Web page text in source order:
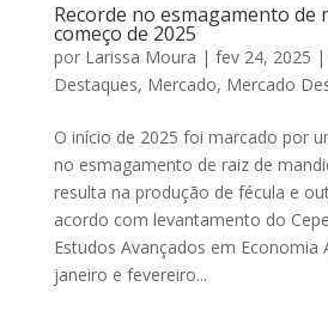
Recorde no esmagamento de
começo de 2025
por Larissa Moura | fev 24, 2025 |
Destaques, Mercado, Mercado
O início de 2025 foi marcado por
no esmagamento de raiz de
resulta na produção de fécula e
acordo com levantamento do
Estudos Avançados em Economia
janeiro e fevereiro...